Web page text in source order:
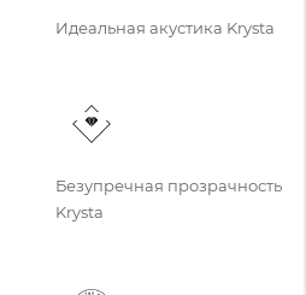
Идеальная акустика Krysta
Безупречная прозрачность
Krysta